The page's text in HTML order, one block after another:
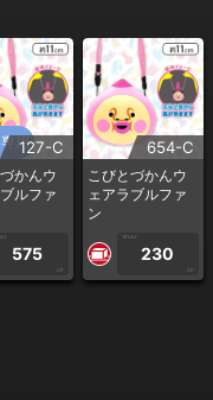
用
127-C
かんウ
ルファ
575
CP
654-C
こびとづかんウ
ェアラブルファ
ン
1PLAY
230
CP